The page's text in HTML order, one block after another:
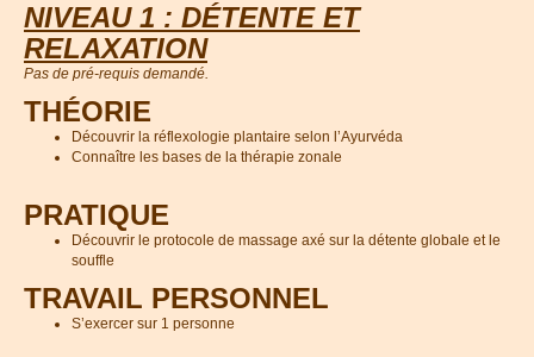
NIVEAU 1 : DÉTENTE ET
RELAXATION
Pas de pré-requis demandé.
THÉORIE
Découvrir la réflexologie plantaire selon l’Ayurvéda
Connaître les bases de la thérapie zonale
PRATIQUE
Découvrir le protocole de massage axé sur la détente globale et le
souffle
TRAVAIL PERSONNEL
S’exercer sur 1 personne